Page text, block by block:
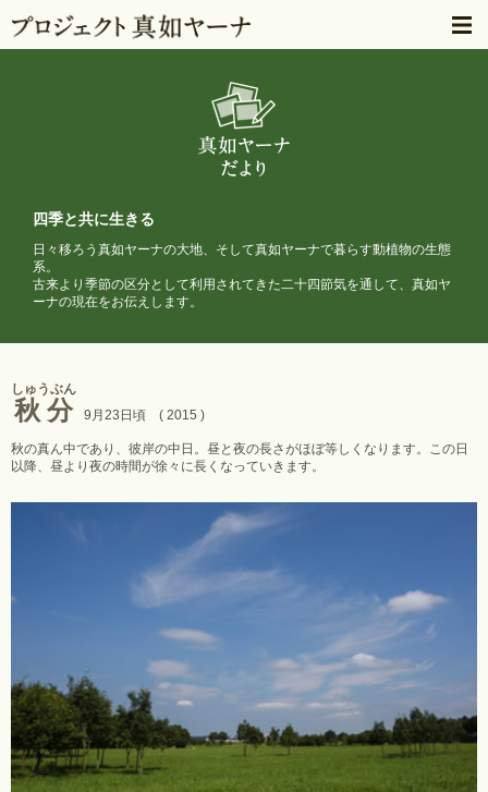
四季と共に生きる
日々移ろう真如ヤーナの大地、そして真如ヤーナで暮らす動植物の生態
系。
古来より季節の区分として利用されてきた二十四節気を通して、 真如ヤ
ーナの現在をお伝えします。
秋分
しゅうぶん
9月23日頃 ( 2015 )
秋の真ん中であり、彼岸の中日。昼と夜の長さがほぼ等しくなります。この日
以降、昼より夜の時間が徐々に長くなっていきます。